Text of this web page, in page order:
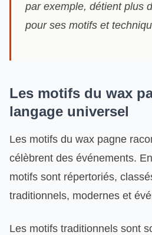
par exemple, détient plus
pour ses motifs et
Les motifs du wax
langage universel
Les motifs du wax pagne
célèbrent des événements.
motifs sont répertoriés,
traditionnels, modernes et
Les motifs traditionnels sont